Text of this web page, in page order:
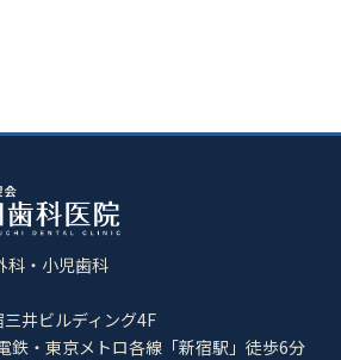
科・小児歯科
井ビルディング4F
鉄・東京メトロ各線「新宿駅」徒歩6分